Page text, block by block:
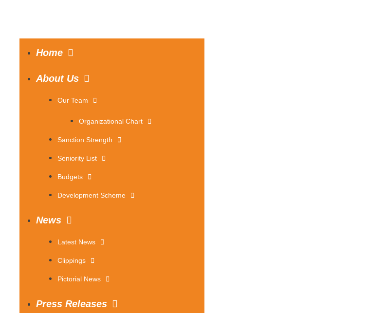
Home
About Us
Our Team
Organizational Chart
Sanction Strength
Seniority List
Budgets
Development Scheme
News
Latest News
Clippings
Pictorial News
Press Releases